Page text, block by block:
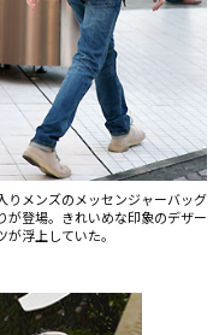
りメンズのメッセンジャーバッグ
が登場。きれいめな印象のデザー
が浮上していた。